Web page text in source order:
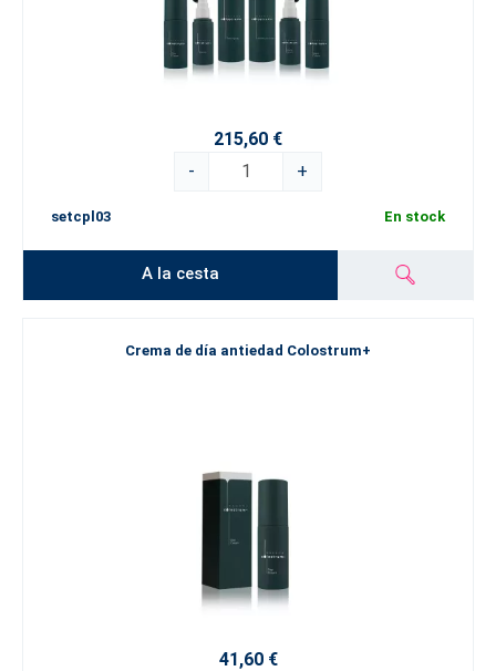
215,60 €
-
+
setcpl03 En stock
A la cesta
Crema de día antiedad Colostrum+
41,60 €